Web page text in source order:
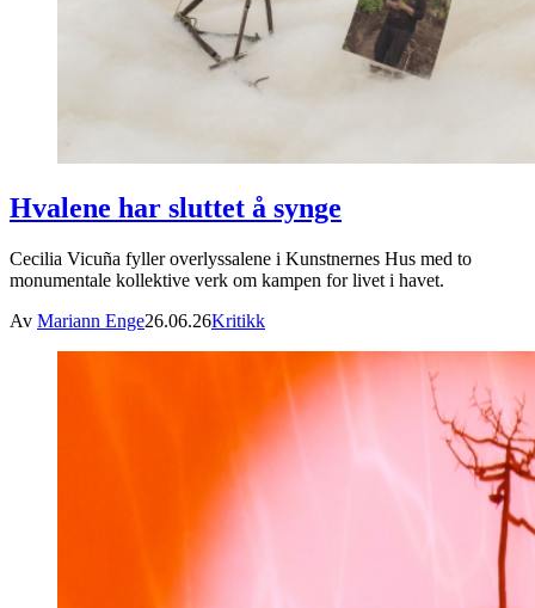
Hvalene har sluttet å synge
Cecilia Vicuña fyller overlyssalene i Kunstnernes Hus med to
monumentale kollektive verk om kampen for livet i havet.
Av Mariann Enge26.06.26Kritikk